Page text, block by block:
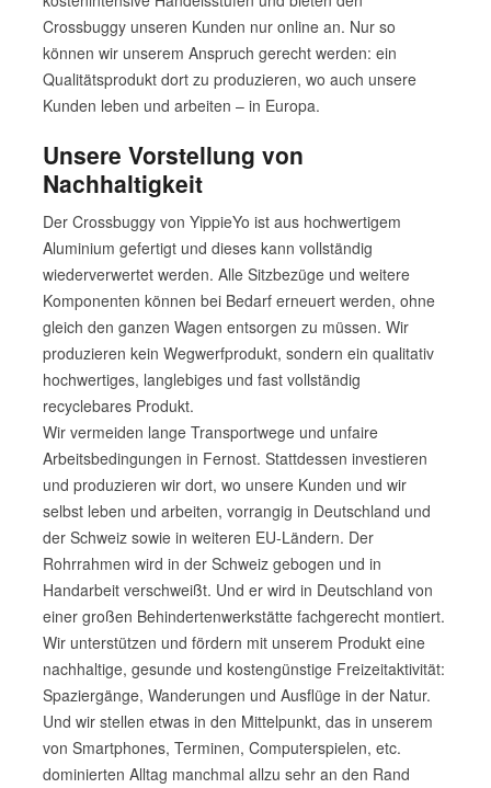
Crossbuggy unseren Kunden nur online an. Nur so
können wir unserem Anspruch gerecht werden: ein
Qualitätsprodukt dort zu produzieren, wo auch unsere
Kunden leben und arbeiten – in Europa.
Unsere Vorstellung von
Nachhaltigkeit
Der Crossbuggy von YippieYo ist aus hochwertigem
Aluminium gefertigt und dieses kann vollständig
wiederverwertet werden. Alle Sitzbezüge und weitere
Komponenten können bei Bedarf erneuert werden, ohne
gleich den ganzen Wagen entsorgen zu müssen. Wir
produzieren kein Wegwerfprodukt, sondern ein qualitativ
hochwertiges, langlebiges und fast vollständig
recyclebares Produkt.
Wir vermeiden lange Transportwege und unfaire
Arbeitsbedingungen in Fernost. Stattdessen investieren
und produzieren wir dort, wo unsere Kunden und wir
selbst leben und arbeiten, vorrangig in Deutschland und
der Schweiz sowie in weiteren EU-Ländern. Der
Rohrrahmen wird in der Schweiz gebogen und in
Handarbeit verschweißt. Und er wird in Deutschland von
einer großen Behindertenwerkstätte fachgerecht montiert.
Wir unterstützen und fördern mit unserem Produkt eine
nachhaltige, gesunde und kostengünstige Freizeitaktivität:
Spaziergänge, Wanderungen und Ausflüge in der Natur.
Und wir stellen etwas in den Mittelpunkt, das in unserem
von Smartphones, Terminen, Computerspielen, etc.
dominierten Alltag manchmal allzu sehr an den Rand